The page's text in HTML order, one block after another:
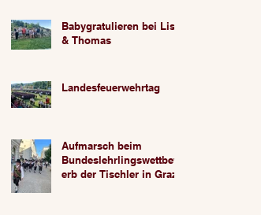
Babygratulieren bei Lisa
& Thomas
Landesfeuerwehrtag
Aufmarsch beim
Bundeslehrlingswettbew
erb der Tischler in Graz